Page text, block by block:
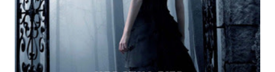
pettine costa. Dovrei regalarglielo io uno. O magari del gel.
Fatto sta che nella realtà i ragazzi con i capelli così
sembrano degli scappati di casa. Ah, poi ci sono le ciocche
ribelli. Che monelli, che trasgry. Oppure tutti i personaggi